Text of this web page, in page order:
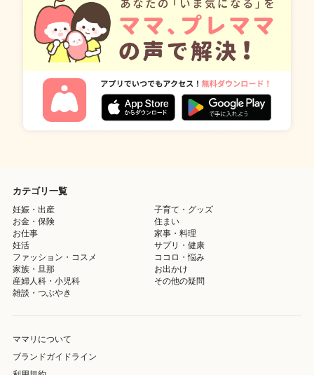
カテゴリ一覧
妊娠・出産
子育て・グッズ
お金・保険
住まい
お仕事
家事・料理
妊活
サプリ・健康
ファッション・コスメ
ココロ・悩み
家族・旦那
お出かけ
産婦人科・小児科
その他の疑問
雑談・つぶやき
ママリについて
ブランドガイドライン